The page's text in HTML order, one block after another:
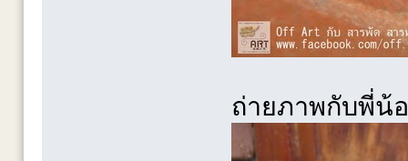
ถ่ายภาพกับพี่น้